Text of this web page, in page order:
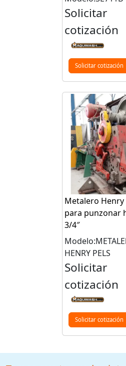
Solicitar
cotización
Solicitar cotización
Metalero Henry
para punzonar
3/4″
HENRY PELS
Solicitar
cotización
Solicitar cotización